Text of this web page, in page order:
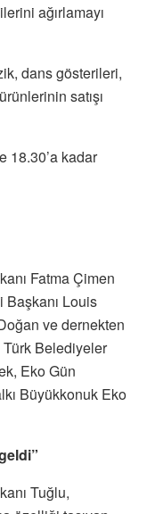
ağırlamayı
dans gösterileri,
satışı
18.30’a kadar
Fatma Çimen
Louis
ve dernekten
Türk Belediyeler
Eko Gün
Büyükkonuk Eko
Tuğlu,